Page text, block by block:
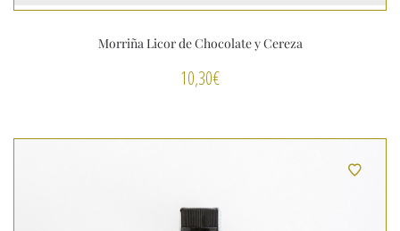
Morriña Licor de Chocolate y Cereza
10,30€